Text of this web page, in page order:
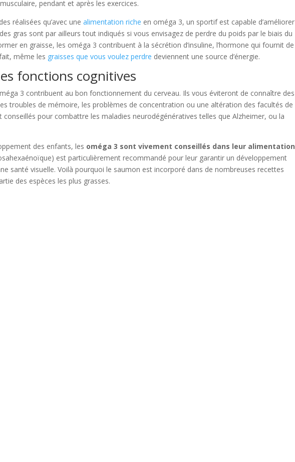
pendant et après les exercices.
réalisées qu’avec unealimentation riche en oméga 3, un sportif est capable d’améliorer
gras sont par ailleurs tout indiqués si vous envisagez de perdre du poids par le biais du
en graisse, les oméga 3 contribuent à la sécrétion d’insuline, l’hormone qui fournit de
même les graisses que vous voulez perdre deviennent une source d’énergie.
fonctions cognitives
3 contribuent au bon fonctionnement du cerveau. Ils vous éviteront de connaître des
troubles de mémoire, les problèmes de concentration ou une altération des facultés de
conseillés pour combattre les maladies neurodégénératives telles que Alzheimer, ou la
des enfants, les oméga 3 sont vivement conseillés dans leur alimentation
est particulièrement recommandé pour leur garantir un développement
santé visuelle. Voilà pourquoi le saumon est incorporé dans de nombreuses recettes
des espèces les plus grasses.